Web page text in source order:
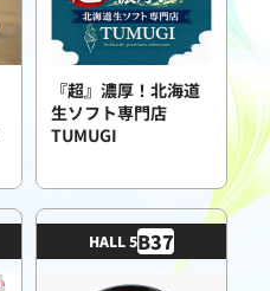
『超』濃厚！北海道
生ソフト専門店
TUMUGI
HALL 5B37